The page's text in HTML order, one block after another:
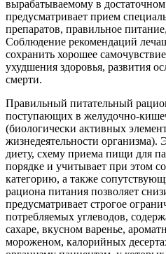
вырабатываемому в достаточном
предусматривает прием
препаратов, правильное
Соблюдение рекомендаций
сохранить хорошее
ухудшения здоровья, развития
смерти.
Правильный питательный
поступающих в желудочно-
(биологически активных
жизнедеятельности организма).
диету, схему приема пищи для
порядке и учитывает при этом
категорию, а также
рациона питания позволяет
предусматривает строгое
потребляемых углеводов,
сахаре, вкусном варенье,
мороженом, калорийных